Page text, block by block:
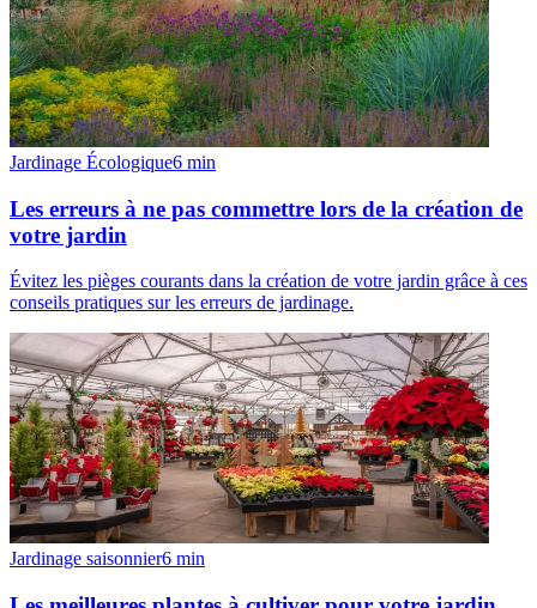
Jardinage Écologique6 min
Les erreurs à ne pas commettre lors de la création de
votre jardin
Évitez les pièges courants dans la création de votre jardin grâce à ces
conseils pratiques sur les erreurs de jardinage.
Jardinage saisonnier6 min